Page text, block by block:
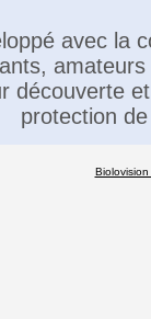
avec la
découverte
protection
Biolovision